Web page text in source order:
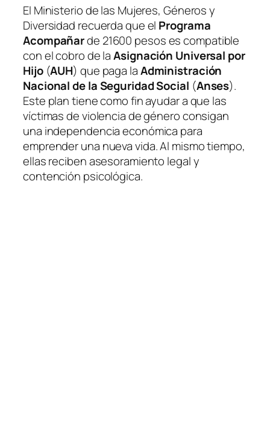
El Ministerio de las Mujeres, Géneros y
Diversidad recuerda que el Programa
Acompañarde 21600 pesos es compatible
con el cobro de laAsignación Universal por
Hijo (AUH) que paga laAdministración
Nacional de la Seguridad Social (Anses).
Este plan tiene como fin ayudar a que las
víctimas de violencia de género consigan
una independencia económica para
emprender una nueva vida. Al mismo tiempo,
ellas reciben asesoramiento legal y
contención psicológica.